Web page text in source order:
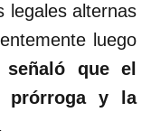
legales alternas
luego
señaló que el
prórroga y la